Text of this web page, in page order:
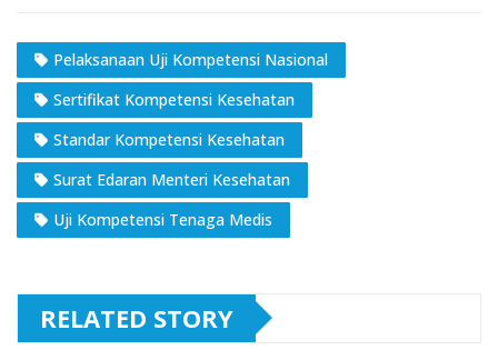
Pelaksanaan Uji Kompetensi Nasional
Sertifikat Kompetensi Kesehatan
Standar Kompetensi Kesehatan
Surat Edaran Menteri Kesehatan
Uji Kompetensi Tenaga Medis
RELATED STORY